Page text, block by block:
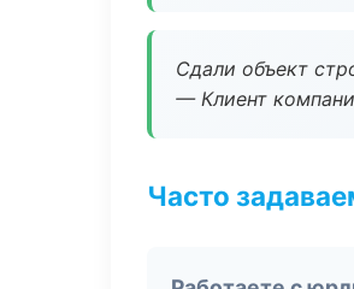
Сдали объект
— Клиент
Часто